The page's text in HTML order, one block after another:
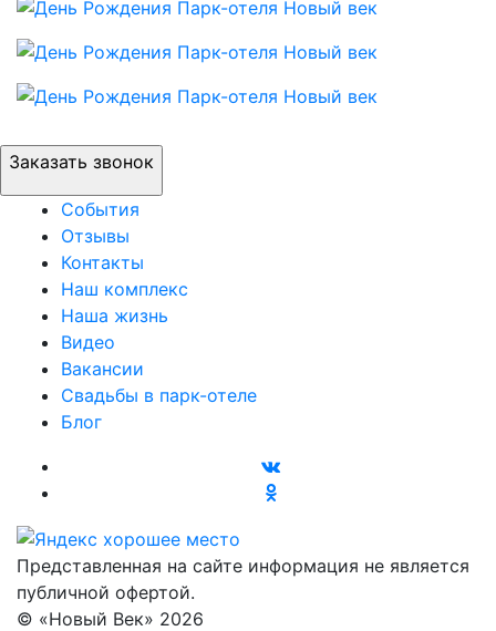
Заказать звонок
События
Отзывы
Контакты
Наш комплекс
Наша жизнь
Видео
Вакансии
Свадьбы в парк-отеле
Блог
Представленная на сайте информация не является
публичной офертой.
© «Новый Век» 2026